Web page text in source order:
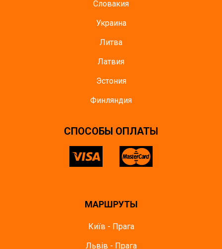
Словакия
Украина
Литва
Латвия
Эстония
Финляндия
CПОСОБЫ ОПЛАТЫ
МАРШРУТЫ
Київ - Прага
Львів - Прага